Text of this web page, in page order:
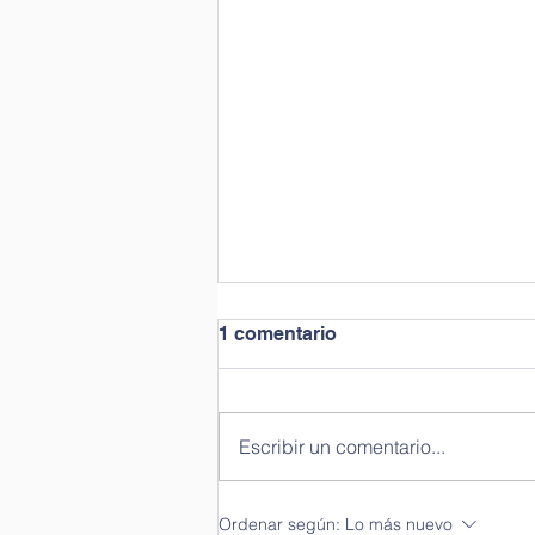
INSTRUCTIVO DE
1 comentario
Escribir un comentario...
Ordenar según: Lo más nuevo